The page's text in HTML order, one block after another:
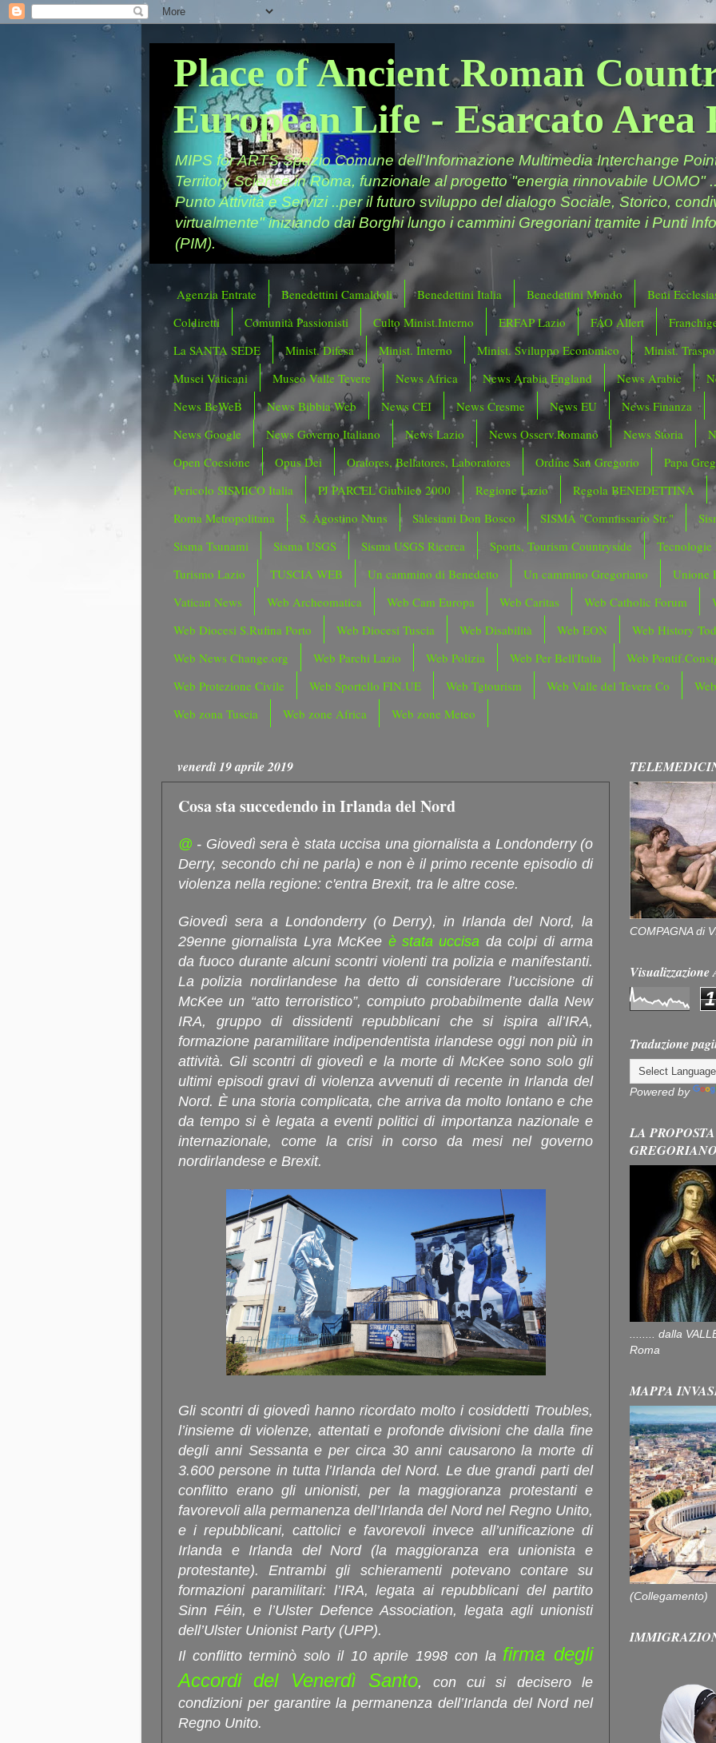
Place of Ancient Roman
European Life - Esarcato Area
MIPS for ARTS Spazio Comune dell'Informazione Multimedia Interchange
Territory Science in Roma, funzionale al progetto "energia rinnovabile UOMO"
Punto Attività e Servizi ..per il futuro sviluppo del dialogo Sociale, Storico,
virtualmente" iniziando dai Borghi lungo i cammini Gregoriani tramite i Punti
(PIM).
Agenzia Entrate Benedettini Camaldoli Benedettini Italia Benedettini Mondo
Beni
Coldiretti
Comunità Passionisti Culto Minist.Interno ERFAP Lazio FAO Allert
La SANTA SEDE
Minist. Difesa Minist. Interno Minist. Sviluppo Economico
Minist.
Musei Vaticani
Museo Valle Tevere News Africa News Arabia England News Arabic
News BeWeB
News Bibbia Web News CEI News Cresme News EU
News Finanza
News Google
News Governo Italiano News Lazio News Osserv.Romano News Storia
Open Coesione
Opus Dei Oratores, Bellatores, Laboratores Ordine San Gregorio
Papa
Pericolo SISMICO Italia
PJ PARCEL Giubileo 2000 Regione Lazio
Regola BENEDETTINA
Roma Metropolitana
S. Agostino Nuns Salesiani Don Bosco SISMA "Commissario Str."
Sisma Tsunami
Sisma USGS Sisma USGS Ricerca Sports, Tourism Countryside
Tecnologie
Turismo Lazio
TUSCIA WEB Un cammino di Benedetto Un cammino Gregoriano
Unione
Vatican News
Web Archeomatica Web Cam Europa Web Caritas Web Catholic Forum
Web Diocesi S.Rufina Porto
Web Diocesi Tuscia Web Disabilità Web EON
Web History
Web News Change.org
Web Parchi Lazio Web Polizia Web Per Bell'Italia
Web
Web Protezione Civile
Web Sportello FIN.UE Web Tgtourism Web Valle del Tevere Co
Web zona Tuscia
Web zone Africa Web zone Meteo
venerdì 19 aprile 2019
Cosa sta succedendo in Irlanda del Nord
@ - Giovedì sera è stata uccisa una giornalista a Londonderry (o
Derry, secondo chi ne parla) e non è il primo recente episodio di
violenza nella regione: c'entra Brexit, tra le altre cose.
Giovedì sera a Londonderry (o Derry), in Irlanda del Nord, la
29enne giornalista Lyra McKee è stata uccisa da colpi di arma
da fuoco durante alcuni scontri violenti tra polizia e manifestanti.
La polizia nordirlandese ha detto di considerare l’uccisione di
McKee un “atto terroristico”, compiuto probabilmente dalla New
IRA, gruppo di dissidenti repubblicani che si ispira all’IRA,
formazione paramilitare indipendentista irlandese oggi non più in
attività. Gli scontri di giovedì e la morte di McKee sono solo gli
ultimi episodi gravi di violenza avvenuti di recente in Irlanda del
Nord. È una storia complicata, che arriva da molto lontano e che
da tempo si è legata a eventi politici di importanza nazionale e
internazionale, come la crisi in corso da mesi nel governo
nordirlandese e Brexit.
Gli scontri di giovedì hanno ricordato molto i cosiddetti Troubles,
l’insieme di violenze, attentati e profonde divisioni che dalla fine
degli anni Sessanta e per circa 30 anni causarono la morte di
3.600 persone in tutta l’Irlanda del Nord. Le due grandi parti del
conflitto erano gli unionisti, per la maggioranza protestanti e
favorevoli alla permanenza dell’Irlanda del Nord nel Regno Unito,
e i repubblicani, cattolici e favorevoli invece all’unificazione di
Irlanda e Irlanda del Nord (la maggioranza era unionista e
protestante). Entrambi gli schieramenti potevano contare su
formazioni paramilitari: l’IRA, legata ai repubblicani del partito
Sinn Féin, e l’Ulster Defence Association, legata agli unionisti
dell’Ulster Unionist Party (UPP).
Il conflitto terminò solo il 10 aprile 1998 con la firma degli
Accordi del Venerdì Santo, con cui si decisero le
condizioni per garantire la permanenza dell’Irlanda del Nord nel
Regno Unito.
COMPAGNA di
1
Traduzione
Powered by
LA
........ dalla
Roma
MAPPA
(Collegamento)